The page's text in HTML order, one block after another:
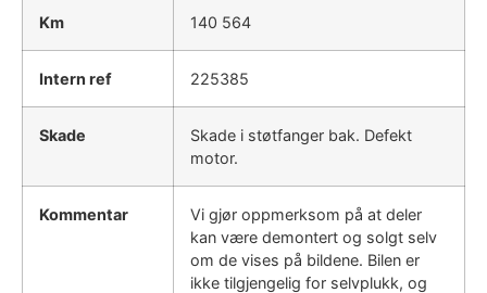
Km 140 564
Intern ref 225385
Skade
Skade i støtfanger bak. Defekt
motor.
Kommentar
Vi gjør oppmerksom på at deler
kan være demontert og solgt selv
om de vises på bildene. Bilen er
ikke tilgjengelig for selvplukk, og